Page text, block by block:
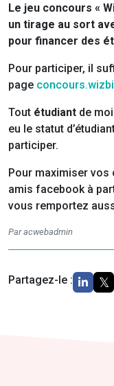
Le jeu concours «
un tirage au sort
pour financer des
Pour participer, il
page
Tout étudiant de
eu le statut
participer.
Pour maximiser
amis facebook à
vous remportez
Par acwebadmin
Partagez-le :